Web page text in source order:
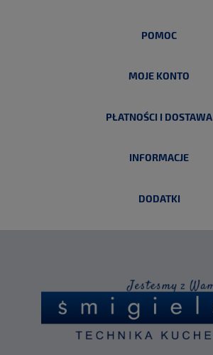
POMOC
MOJE KONTO
PŁATNOŚCI I DOSTAWA
INFORMACJE
DODATKI